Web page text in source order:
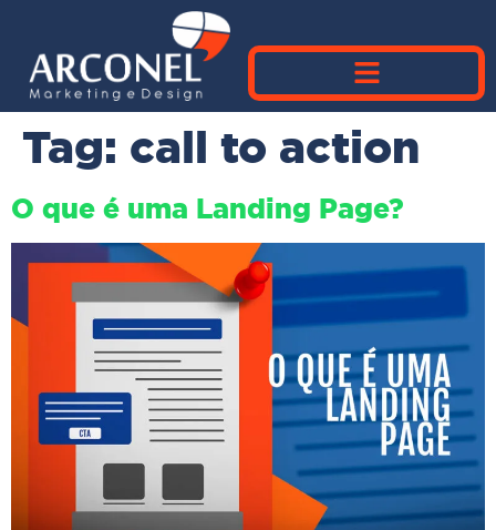
Tag: call to action
O que é uma Landing Page?